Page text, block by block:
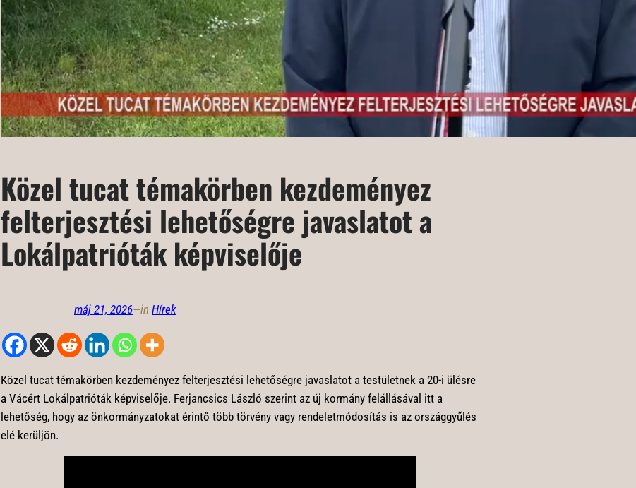
Közel tucat témakörben kezdeményez
felterjesztési lehetőségre javaslatot a
Lokálpatrióták képviselője
máj 21, 2026—in Hírek
Közel tucat témakörben kezdeményez felterjesztési lehetőségre javaslatot a testületnek a 20-i ülésre
a Vácért Lokálpatrióták képviselője. Ferjancsics László szerint az új kormány felállásával itt a
lehetőség, hogy az önkormányzatokat érintő több törvény vagy rendeletmódosítás is az országgyűlés
elé kerüljön.